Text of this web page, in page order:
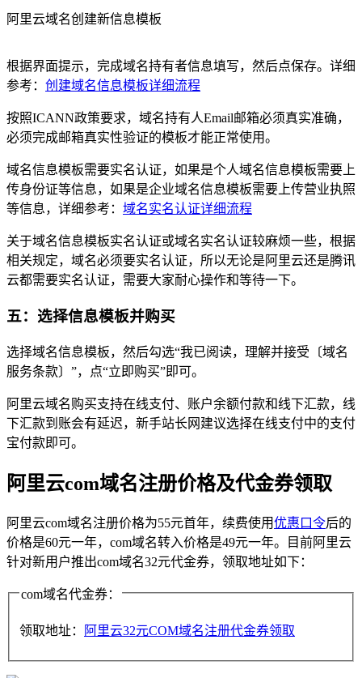
阿里云域名创建新信息模板
根据界面提示，完成域名持有者信息填写，然后点保存。详细
参考： 创建域名信息模板详细流程
按照ICANN政策要求，域名持有人Email邮箱必须真实准确，
必须完成邮箱真实性验证的模板才能正常使用。
域名信息模板需要实名认证，如果是个人域名信息模板需要上
传身份证等信息，如果是企业域名信息模板需要上传营业执照
等信息，详细参考： 域名实名认证详细流程
关于域名信息模板实名认证或域名实名认证较麻烦一些，根据
相关规定，域名必须要实名认证，所以无论是阿里云还是腾讯
云都需要实名认证，需要大家耐心操作和等待一下。
五：选择信息模板并购买
选择域名信息模板，然后勾选“我已阅读，理解并接受〔域名
服务条款〕”，点“立即购买”即可。
阿里云域名购买支持在线支付、账户余额付款和线下汇款，线
下汇款到账会有延迟，新手站长网建议选择在线支付中的支付
宝付款即可。
阿里云com域名注册价格及代金券领取
阿里云com域名注册价格为55元首年，续费使用优惠口令后的
价格是60元一年，com域名转入价格是49元一年。目前阿里云
针对新用户推出com域名32元代金券，领取地址如下：
com域名代金券：
领取地址： 阿里云32元COM域名注册代金券领取